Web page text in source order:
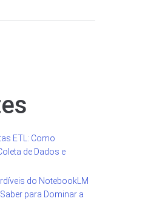
ETL: Como
de Dados e
do NotebookLM
para Dominar a